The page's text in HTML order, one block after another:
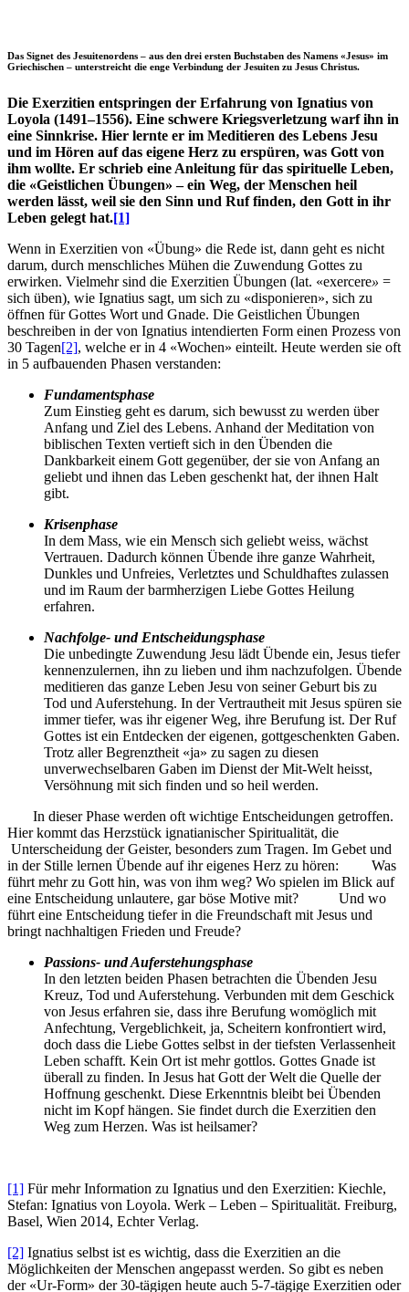
Das Signet des Jesuitenordens – aus den drei ersten Buchstaben des Namens «Jesus» im
Griechischen – unterstreicht die enge Verbindung der Jesuiten zu Jesus Christus.
Die Exerzitien entspringen der Erfahrung von Ignatius von
Loyola (1491–1556). Eine schwere Kriegsverletzung warf ihn in
eine Sinnkrise. Hier lernte er im Meditieren des Lebens Jesu
und im Hören auf das eigene Herz zu erspüren, was Gott von
ihm wollte. Er schrieb eine Anleitung für das spirituelle Leben,
die «Geistlichen Übungen» – ein Weg, der Menschen heil
werden lässt, weil sie den Sinn und Ruf finden, den Gott in ihr
Leben gelegt hat.[1]
Wenn in Exerzitien von «Übung» die Rede ist, dann geht es nicht
darum, durch menschliches Mühen die Zuwendung Gottes zu
erwirken. Vielmehr sind die Exerzitien Übungen (lat. «exercere» =
sich üben), wie Ignatius sagt, um sich zu «disponieren», sich zu
öffnen für Gottes Wort und Gnade. Die Geistlichen Übungen
beschreiben in der von Ignatius intendierten Form einen Prozess von
30 Tagen[2], welche er in 4 «Wochen» einteilt. Heute werden sie oft
in 5 aufbauenden Phasen verstanden:
Fundamentsphase
Zum Einstieg geht es darum, sich bewusst zu werden über
Anfang und Ziel des Lebens. Anhand der Meditation von
biblischen Texten vertieft sich in den Übenden die
Dankbarkeit einem Gott gegenüber, der sie von Anfang an
geliebt und ihnen das Leben geschenkt hat, der ihnen Halt
gibt.
Krisenphase
In dem Mass, wie ein Mensch sich geliebt weiss, wächst
Vertrauen. Dadurch können Übende ihre ganze Wahrheit,
Dunkles und Unfreies, Verletztes und Schuldhaftes zulassen
und im Raum der barmherzigen Liebe Gottes Heilung
erfahren.
Nachfolge- und Entscheidungsphase
Die unbedingte Zuwendung Jesu lädt Übende ein, Jesus tiefer
kennenzulernen, ihn zu lieben und ihm nachzufolgen. Übende
meditieren das ganze Leben Jesu von seiner Geburt bis zu
Tod und Auferstehung. In der Vertrautheit mit Jesus spüren sie
immer tiefer, was ihr eigener Weg, ihre Berufung ist. Der Ruf
Gottes ist ein Entdecken der eigenen, gottgeschenkten Gaben.
Trotz aller Begrenztheit «ja» zu sagen zu diesen
unverwechselbaren Gaben im Dienst der Mit-Welt heisst,
Versöhnung mit sich finden und so heil werden.
In dieser Phase werden oft wichtige Entscheidungen getroffen.
Hier kommt das Herzstück ignatianischer Spiritualität, die
Unterscheidung der Geister, besonders zum Tragen. Im Gebet und
in der Stille lernen Übende auf ihr eigenes Herz zu hören: Was
führt mehr zu Gott hin, was von ihm weg? Wo spielen im Blick auf
eine Entscheidung unlautere, gar böse Motive mit? Und wo
führt eine Entscheidung tiefer in die Freundschaft mit Jesus und
bringt nachhaltigen Frieden und Freude?
Passions- und Auferstehungsphase
In den letzten beiden Phasen betrachten die Übenden Jesu
Kreuz, Tod und Auferstehung. Verbunden mit dem Geschick
von Jesus erfahren sie, dass ihre Berufung womöglich mit
Anfechtung, Vergeblichkeit, ja, Scheitern konfrontiert wird,
doch dass die Liebe Gottes selbst in der tiefsten Verlassenheit
Leben schafft. Kein Ort ist mehr gottlos. Gottes Gnade ist
überall zu finden. In Jesus hat Gott der Welt die Quelle der
Hoffnung geschenkt. Diese Erkenntnis bleibt bei Übenden
nicht im Kopf hängen. Sie findet durch die Exerzitien den
Weg zum Herzen. Was ist heilsamer?
[1] Für mehr Information zu Ignatius und den Exerzitien: Kiechle,
Stefan: Ignatius von Loyola. Werk – Leben – Spiritualität. Freiburg,
Basel, Wien 2014, Echter Verlag.
[2] Ignatius selbst ist es wichtig, dass die Exerzitien an die
Möglichkeiten der Menschen angepasst werden. So gibt es neben
der «Ur-Form» der 30-tägigen heute auch 5-7-tägige Exerzitien oder